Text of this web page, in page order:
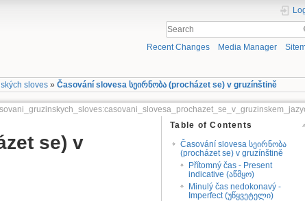
Recent Changes Media Manager
sloves »Časování slovesa სეირნობა (procházet se) v gruzínštině
Table of Contents
Časování slovesa სეირნობა
(procházet se) v gruzínštině
Přítomný čas - Present
indicative (აწმყო)
Minulý čas nedokonavý -
Imperfect (უწყვეტელი)
se) v